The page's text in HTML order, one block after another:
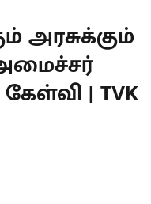
அரசுக்கும்
| TVK